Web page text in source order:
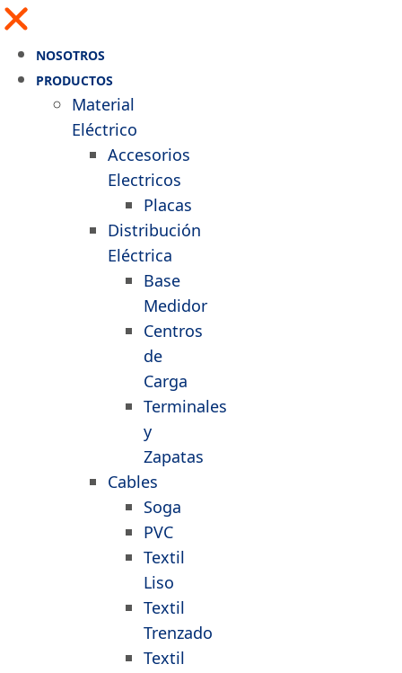
NOSOTROS
PRODUCTOS
Material
Eléctrico
Accesorios
Electricos
Placas
Distribución
Eléctrica
Base
Medidor
Centros
de
Carga
Terminales
y
Zapatas
Cables
Soga
PVC
Textil
Liso
Textil
Trenzado
Textil